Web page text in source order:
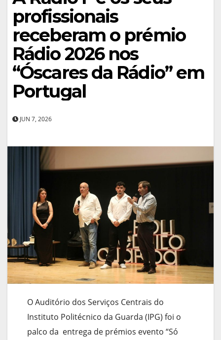
profissionais
receberam o prémio
Rádio 2026 nos
“Óscares da Rádio” em
Portugal
JUN 7, 2026
O Auditório dos Serviços Centrais do
Instituto Politécnico da Guarda (IPG) foi o
palco da entrega de prémios evento “Só